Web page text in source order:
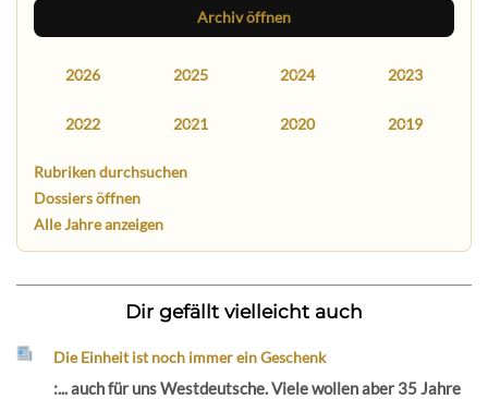
Archiv öffnen
2026 2025 2024 2023
2022 2021 2020 2019
Rubriken durchsuchen
Dossiers öffnen
Alle Jahre anzeigen
Dir gefällt vielleicht auch
Die Einheit ist noch immer ein Geschenk
:... auch für uns Westdeutsche. Viele wollen aber 35 Jahre